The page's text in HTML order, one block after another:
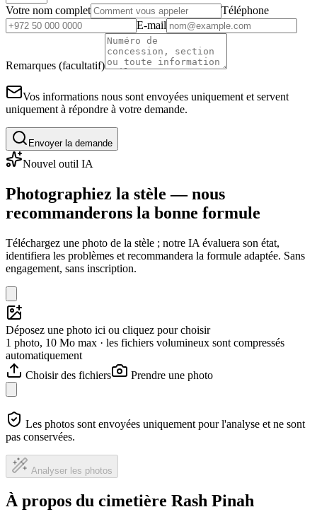
Votre nom complet
Téléphone
E-mail
Remarques (facultatif)
Vos informations nous sont envoyées uniquement et servent
uniquement à répondre à votre demande.
Envoyer la demande
Nouvel outil IA
Photographiez la stèle — nous
recommanderons la bonne formule
Téléchargez une photo de la stèle ; notre IA évaluera son état,
identifiera les problèmes et recommandera la formule adaptée. Sans
engagement, sans inscription.
Déposez une photo ici ou cliquez pour choisir
1 photo, 10 Mo max · les fichiers volumineux sont compressés
automatiquement
Choisir des fichiers
Prendre une photo
Les photos sont envoyées uniquement pour l'analyse et ne sont
pas conservées.
Analyser les photos
À propos du cimetière Rash Pinah